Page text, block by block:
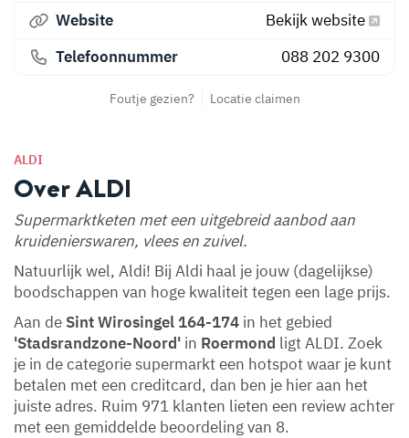
ALDI
Over ALDI
Supermarktketen met een uitgebreid aanbod aan
kruidenierswaren, vlees en zuivel.
Natuurlijk wel, Aldi! Bij Aldi haal je jouw (dagelijkse)
boodschappen van hoge kwaliteit tegen een lage prijs.
Aan de Sint Wirosingel 164-174 in het gebied
'Stadsrandzone-Noord' in Roermond ligt ALDI. Zoek
je in de categorie supermarkt een hotspot waar je kunt
betalen met een creditcard, dan ben je hier aan het
juiste adres. Ruim 971 klanten lieten een review achter
met een gemiddelde beoordeling van 8.
Website
Bekijk website
Telefoonnummer
088 202 9300
Foutje gezien? Locatie claimen